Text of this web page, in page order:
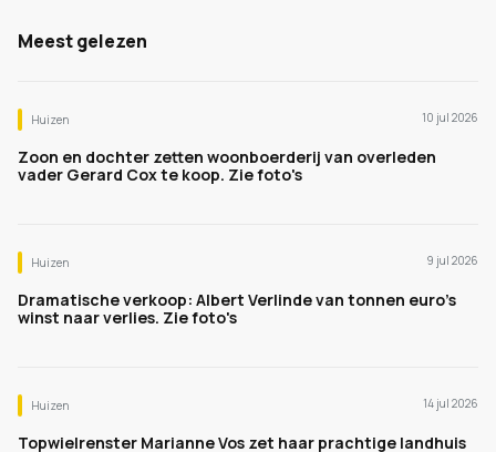
Meest gelezen
Huizen 10 jul 2026
Zoon en dochter zetten woonboerderij van overleden
vader Gerard Cox te koop. Zie foto's
Huizen 9 jul 2026
Dramatische verkoop: Albert Verlinde van tonnen euro's
winst naar verlies. Zie foto's
Huizen 14 jul 2026
Topwielrenster Marianne Vos zet haar prachtige landhuis